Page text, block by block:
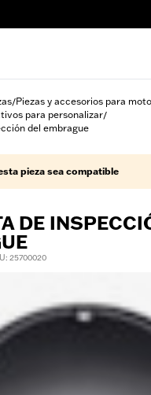
/Piezas y accesorios para
para personalizar/
del embrague
pieza sea compatible
DE
25700020